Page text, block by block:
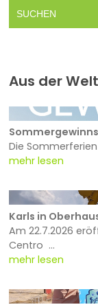
Aus der
Die
mehr lesen
Karls in
Am 22.7.2026
Centro ...
mehr lesen